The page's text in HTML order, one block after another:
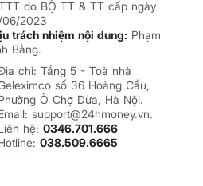
do BỘ TT & TT cấp ngày
2023
trách nhiệm nội dung: Phạm
Bằng.
chỉ: Tầng 5 - Toà nhà
số 36 Hoàng Cầu,
Ô Chợ Dừa, Hà Nội.
support@24hmoney.vn.
hệ:0346.701.666
038.509.6665